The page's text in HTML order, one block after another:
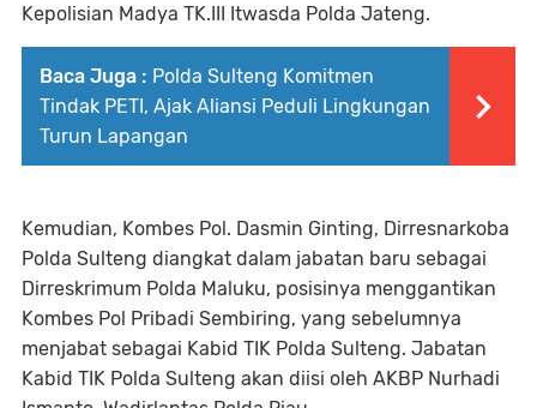
Kepolisian Madya TK.III Itwasda Polda Jateng.
Baca Juga : Polda Sulteng Komitmen
Tindak PETI, Ajak Aliansi Peduli Lingkungan
Turun Lapangan
Kemudian, Kombes Pol. Dasmin Ginting, Dirresnarkoba
Polda Sulteng diangkat dalam jabatan baru sebagai
Dirreskrimum Polda Maluku, posisinya menggantikan
Kombes Pol Pribadi Sembiring, yang sebelumnya
menjabat sebagai Kabid TIK Polda Sulteng. Jabatan
Kabid TIK Polda Sulteng akan diisi oleh AKBP Nurhadi